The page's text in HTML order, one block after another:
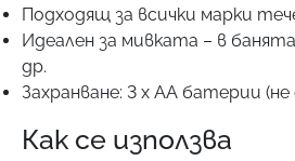
Подходящ за всички марки
Идеален за мивката – в
др.
Захранване: 3 x AA батерии (не
Как се използва